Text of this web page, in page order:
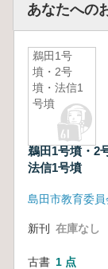
あなたへの
鵜田1号
墳・2号
墳・法信1
号墳
鵜田1号墳・2
法信1号墳
島田市教育委員
新刊 在庫なし
古書 1 点